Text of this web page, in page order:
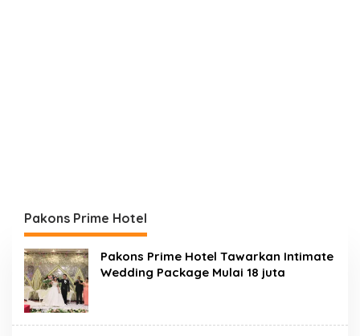
Pakons Prime Hotel
Pakons Prime Hotel Tawarkan Intimate
Wedding Package Mulai 18 juta